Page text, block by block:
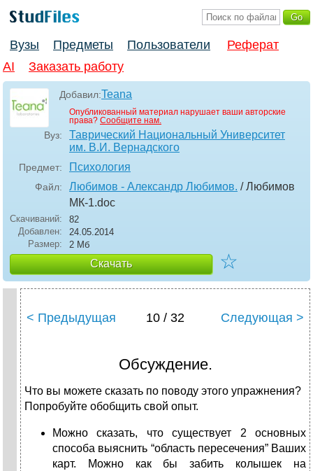
Вузы Предметы Пользователи
Реферат
AI
Заказать работу
Добавил:Teana
Опубликованный материал нарушает ваши авторские
права? Сообщите нам.
Вуз:
Таврический Национальный Университет
им. В.И. Вернадского
Предмет: Психология
Файл: Любимов - Александр Любимов. / Любимов
МК-1.doc
Скачиваний:
82
Добавлен:
24.05.2014
Размер:
2 Мб
Скачать ☆
< Предыдущая 10 / 32 Следующая >
Обсуждение.
Что вы можете сказать по поводу этого упражнения?
Попробуйте обобщить свой опыт.
Можно сказать, что существует 2 основных
способа выяснить “область пересечения” Ваших
карт. Можно как бы забить колышек на